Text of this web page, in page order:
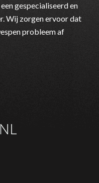
gespecialiseerd en
Wij zorgen ervoor dat
probleem af